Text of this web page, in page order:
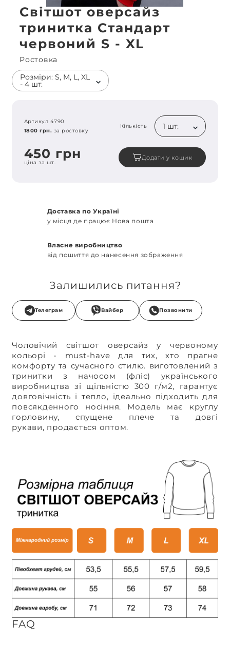
Світшот оверсайз
тринитка Стандарт
червоний S - XL
Ростовка
Розміри: S, M, L, XL
- 4 шт.
Артикул 4790
1800 грн. за ростовку
Кількість 1 шт.
450 грн
ціна за шт.
Додати у кошик
Доставка по Україні
у місця де працює Нова пошта
Власне виробництво
від пошиття до нанесення зображення
Залишились питання?
Телеграм Вайбер Позвонити
Чоловічий світшот оверсайз у червоному
кольорі - must-have для тих, хто прагне
комфорту та сучасного стилю. виготовлений з
тринитки з начосом (фліс) українського
виробництва зі щільністю 300 г/м2,
гарантує
довговічність і тепло, ідеально підходить для
повсякденного носіння. Модель має круглу
горловину, спущене плече та довгі
рукави, продається оптом.
FAQ